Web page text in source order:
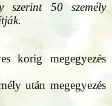
szerint 50 személy
korig megegyezés
után megegyezés